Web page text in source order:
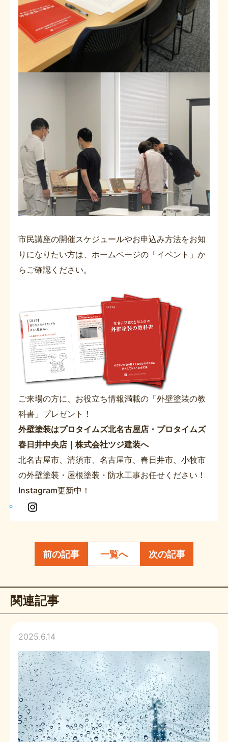
市民講座の開催スケジュールやお申込み方法をお知
りになりたい方は、ホームページの「イベント」か
らご確認ください。
ご来場の方に、お役立ち情報満載の「外壁塗装の教
科書」プレゼント！
外壁塗装はプロタイムズ北名古屋店・プロタイムズ
春日井中央店｜株式会社ツジ建装へ
北名古屋市、清須市、名古屋市、春日井市、小牧市
の外壁塗装・屋根塗装・防水工事お任せください！
Instagram更新中！
In
g
a
m
前の記事 一覧へ 次の記事
関連記事
2025.6.14